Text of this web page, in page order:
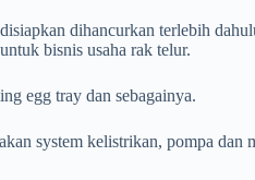
dihancurkan terlebih
bisnis usaha rak telur.
egg tray dan sebagainya.
system kelistrikan, pompa dan